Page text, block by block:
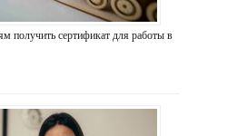
получить сертификат для работы в